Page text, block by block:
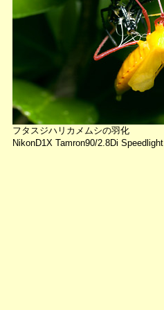
フタスジハリカメムシの羽化
NikonD1X Tamron90/2.8Di Speedlight